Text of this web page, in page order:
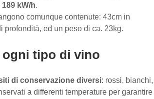
189 kW/h.
comunque contenute: 43cm in
profondità, ed un peso di ca. 23kg.
ogni tipo di vino
di conservazione diversi: rossi, bianchi,
a differenti temperature per garantire